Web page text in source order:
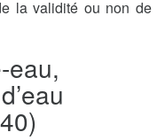
la validité ou non de
eau,